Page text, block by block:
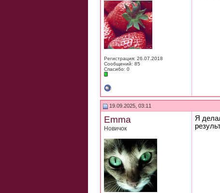
Регистрация: 26.07.2018
Сообщений: 85
Спасибо: 0
19.09.2025, 03:11
Emma
Новичок
Я